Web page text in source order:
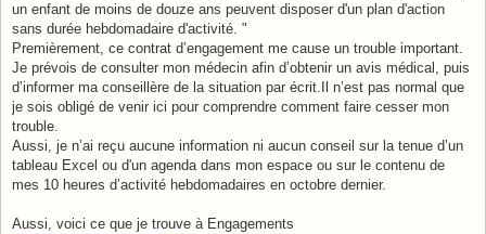
un enfant de moins de douze ans peuvent disposer d'un plan d'action
sans durée hebdomadaire d'activité. "
Premièrement, ce contrat d’engagement me cause un trouble important.
Je prévois de consulter mon médecin afin d’obtenir un avis médical, puis
d’informer ma conseillère de la situation par écrit.Il n’est pas normal que
je sois obligé de venir ici pour comprendre comment faire cesser mon
trouble.
Aussi, je n’ai reçu aucune information ni aucun conseil sur la tenue d’un
tableau Excel ou d'un agenda dans mon espace ou sur le contenu de
mes 10 heures d’activité hebdomadaires en octobre dernier.
Aussi, voici ce que je trouve à Engagements